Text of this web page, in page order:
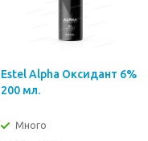
Estel Alpha Оксидант 6%
200 мл.
Много